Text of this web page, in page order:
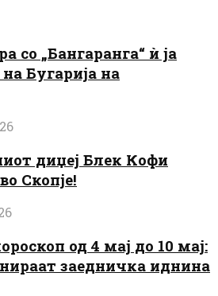
со „Бангаранга“ ѝ ја
Бугарија на
диџеј Блек Кофи
Скопје!
од 4 мај до 10 мај:
заедничка иднина